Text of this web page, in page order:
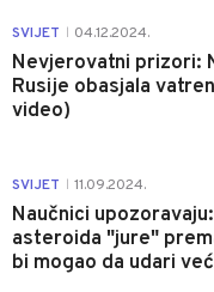
SVIJET 04.12.2024.
Nevjerovatni prizori:
Rusije obasjala
video)
SVIJET 11.09.2024.
Naučnici
asteroida "jure"
bi mogao da udari